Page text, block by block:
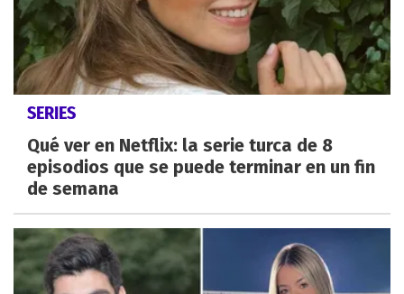
SERIES
Qué ver en Netflix: la serie turca de 8
episodios que se puede terminar en un fin
de semana